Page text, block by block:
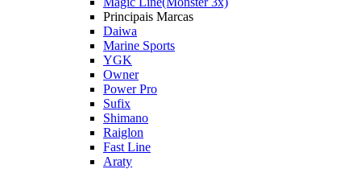
Principais Marcas
Daiwa
Marine Sports
YGK
Owner
Power Pro
Sufix
Shimano
Raiglon
Fast Line
Araty